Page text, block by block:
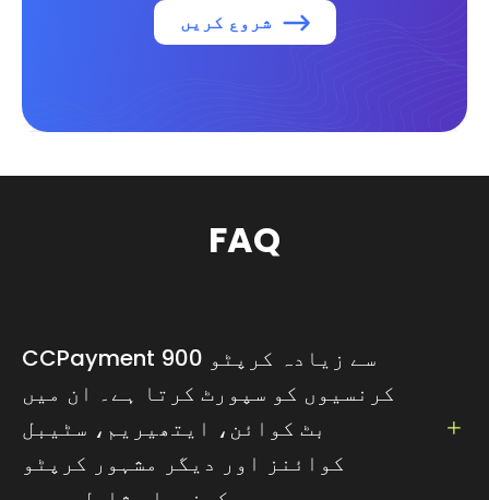
شروع کریں
FAQ
CCPayment 900 سے زیادہ کرپٹو
کرنسیوں کو سپورٹ کرتا ہے۔ ان میں
بٹ کوائن، ایتھیریم، سٹیبل
کوائنز اور دیگر مشہور کرپٹو